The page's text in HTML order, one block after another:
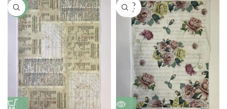
SALE
SOLD
OUT